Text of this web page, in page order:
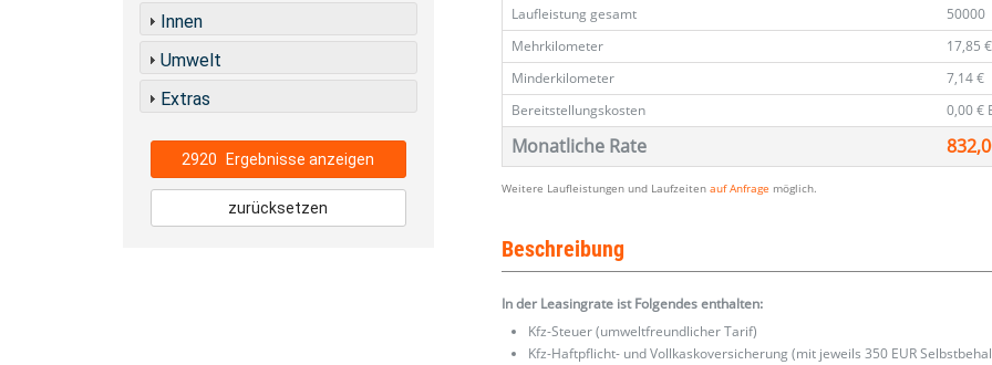
Laufleistung gesamt
50000
Mehrkilometer
17,85 €
Minderkilometer
7,14 €
Bereitstellungskosten
0,00 €
Monatliche Rate
Weitere Laufleistungen und Laufzeitenauf Anfrage möglich.
Beschreibung
In der Leasingrate ist Folgendes enthalten:
Kfz-Steuer (umweltfreundlicher Tarif)
Kfz-Haftpflicht- und Vollkaskoversicherung (mit jeweils 350 EUR
Innen
Umwelt
Extras
2920 Ergebnisse anzeigen
zurücksetzen